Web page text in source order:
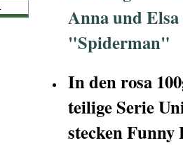
Anna und
"Spiderman"
In den rosa
teilige Serie
stecken Funny